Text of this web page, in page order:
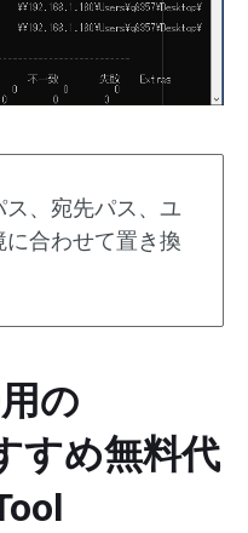
ス、宛先パス、ユ
合わせて置き換
の
すめ無料代